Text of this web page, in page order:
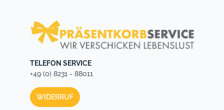
TELEFON SERVICE
+49 (0) 8231 - 88011
WIDERRUF